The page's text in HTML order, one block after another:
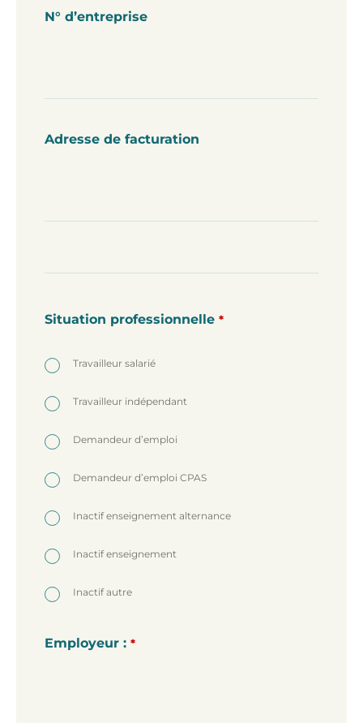
N° d’entreprise
Adresse de facturation
Situation professionnelle *
Travailleur salarié
Travailleur indépendant
Demandeur d’emploi
Demandeur d’emploi CPAS
Inactif enseignement alternance
Inactif enseignement
Inactif autre
Employeur : *